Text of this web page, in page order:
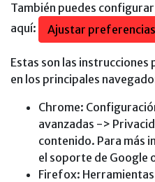
También puedes
aquí:
Ajustar
Estas son las
en los principales
Chrome:
avanzadas ->
contenido. Para más
el soporte de Google
Firefox: